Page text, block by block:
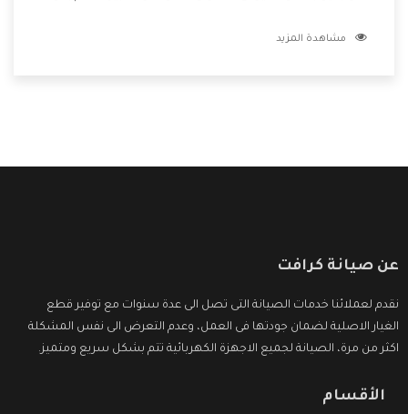
الشركة بها والتى تكون منها خدمة الصيانة التى تكون من أهم
مشاهدة المزيد
عن صيانة كرافت
نقدم لعملائنا خدمات الصيانة التى تصل الى عدة سنوات مع توفير قطع
الغيار الاصلية لضمان جودتها فى العمل، وعدم التعرض الى نفس المشكلة
اكثر من مرة، الصيانة لجميع الاجهزة الكهربائية تتم بشكل سريع ومتميز.
الأقسام